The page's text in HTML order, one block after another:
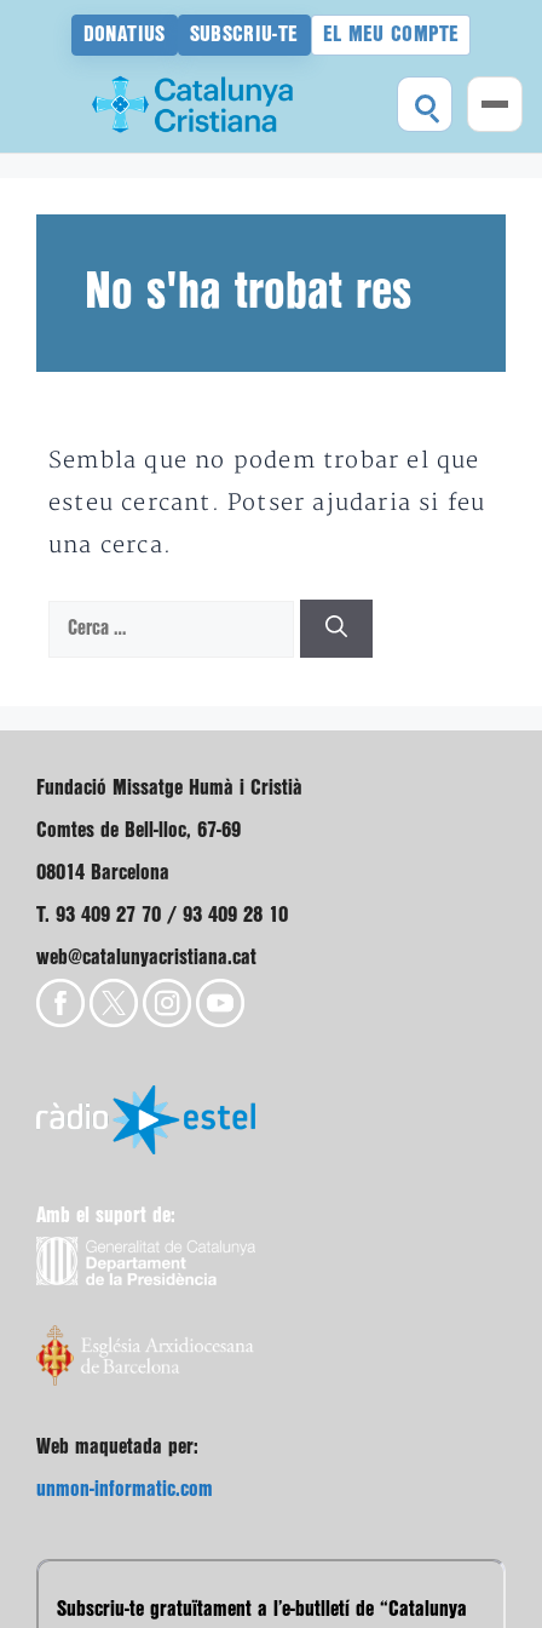
DONATIUS SUBSCRIU-TE EL MEU COMPTE
No s'ha trobat res
Sembla que no podem trobar el que
esteu cercant. Potser ajudaria si feu
una cerca.
Cerca:
Fundació Missatge Humà i Cristià
Comtes de Bell-lloc, 67-69
08014 Barcelona
T. 93 409 27 70 / 93 409 28 10
web@catalunyacristiana.cat
Amb el suport de:
Web maquetada per:
unmon-informatic.com
Subscriu-te gratuïtament a l’e-butlletí de “Catalunya